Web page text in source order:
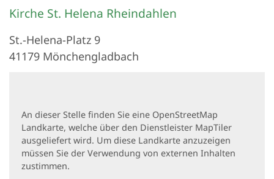
Kirche St. Helena Rheindahlen
St.-Helena-Platz 9
41179 Mönchengladbach
An dieser Stelle finden Sie eine OpenStreetMap
Landkarte, welche über den Dienstleister MapTiler
ausgeliefert wird. Um diese Landkarte anzuzeigen
müssen Sie der Verwendung von externen Inhalten
zustimmen.